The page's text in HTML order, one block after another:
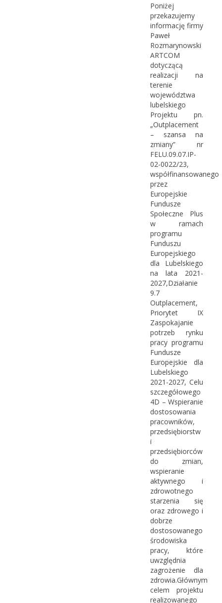
Poniżej
przekazujemy
informację firmy
Paweł
Rozmarynowski
ARTCOM
dotyczącą
realizacji na
terenie
województwa
lubelskiego
Projektu pn.
„Outplacement
– szansa na
zmiany” nr
FELU.09.07.IP-
02-0022/23,
współfinansowanego
przez
Europejskie
Fundusze
Społeczne Plus
w ramach
programu
Funduszu
Europejskiego
dla Lubelskiego
na lata 2021-
2027,Działanie
9.7
Outplacement,
Priorytet IX
Zaspokajanie
potrzeb rynku
pracy programu
Fundusze
Europejskie dla
Lubelskiego
2021-2027, Celu
szczegółowego
4D – Wspieranie
dostosowania
pracowników,
przedsiębiorstw
i
przedsiębiorców
do zmian,
wspieranie
aktywnego i
zdrowotnego
starzenia się
oraz zdrowego i
dobrze
dostosowanego
środowiska
pracy, które
uwzględnia
zagrożenie dla
zdrowia.Głównym
celem projektu
realizowanego